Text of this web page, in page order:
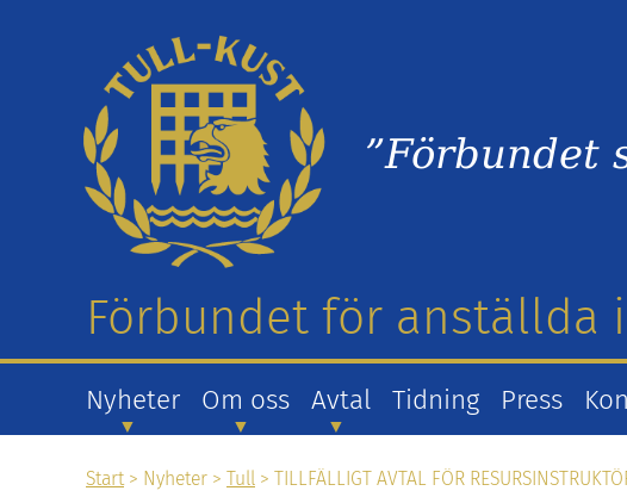
”Förbundet
Förbundet för anställda
Nyheter Om oss Avtal Tidning Press
Start > Nyheter > Tull > TILLFÄLLIGT AVTAL FÖR